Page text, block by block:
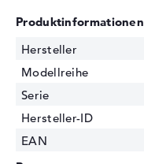
Produktinformationen
Hersteller
Modellreihe
Serie
Hersteller-ID
EAN